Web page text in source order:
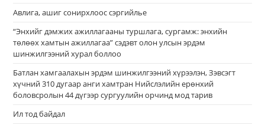
Авлига, ашиг сонирхлоос сэргийлье
“Энхийг дэмжих ажиллагааны туршлага, сургамж: энхийн
төлөөх хамтын ажиллагаа” сэдэвт олон улсын эрдэм
шинжилгээний хурал боллоо
Батлан хамгаалахын эрдэм шинжилгээний хүрээлэн, Зэвсэгт
хүчний 310 дугаар анги хамтран Нийслэлийн ерөнхий
боловсролын 44 дүгээр сургуулийн орчинд мод тарив
Ил тод байдал